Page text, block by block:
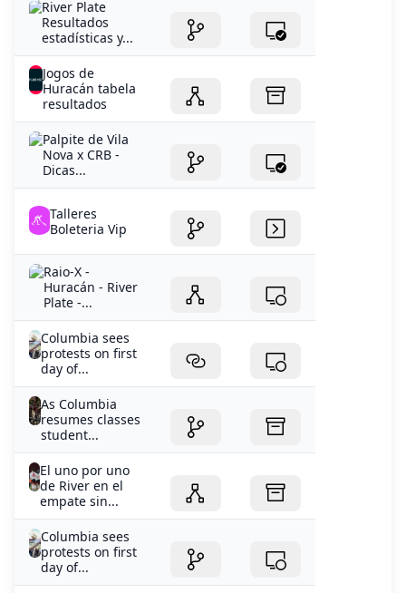
Jogos de
Huracán tabela
resultados
Palpite de Vila
Nova x CRB -
Dicas...
Talleres
Boleteria Vip
Raio-X -
Huracán - River
Plate -...
Columbia sees
protests on first
day of...
As Columbia
resumes classes
student...
El uno por uno
de River en el
empate sin...
Columbia sees
protests on first
day of...
As Columbia
resumes classes
student...